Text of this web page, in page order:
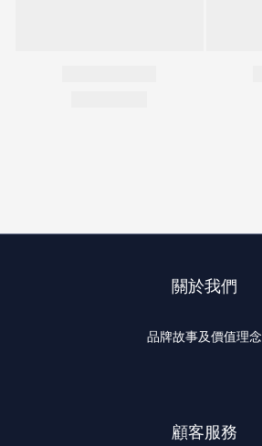
關於我們
品牌故事及價值理念
顧客服務